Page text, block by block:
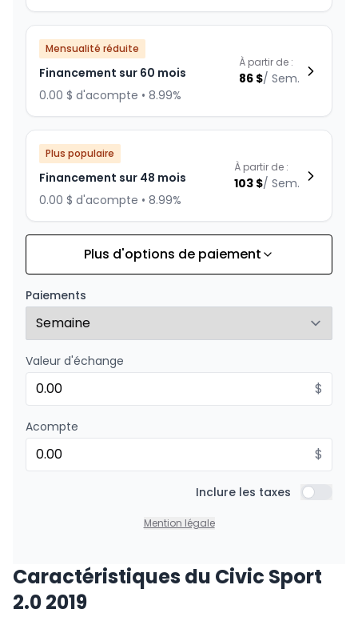
Mensualité réduite
Financement sur 60 mois
0.00 $ d'acompte • 8.99%
À partir de :
86 $/ Sem.
Plus populaire
Financement sur 48 mois
0.00 $ d'acompte • 8.99%
À partir de :
103 $/ Sem.
Financement sur 36 mois
0.00 $ d'acompte • 8.99%
À partir de :
Financement sur 24 mois
Financement sur 24 mois
0.00 $ d'acompte • 8.99%
À partir de :
Plus d'options de paiement
Paiements
Valeur d'échange
$
Acompte
$
Inclure les taxes Inclure
Mention légale
Caractéristiques du Civic Sport
2.0 2019